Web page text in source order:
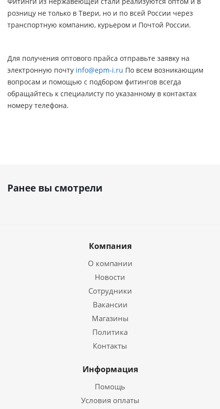
розницу не только в Твери, но и по всей России через
транспортную компанию, курьером и Почтой России.
Для получения оптового прайса отправьте заявку на
электронную почту info@epm-i.ru По всем возникающим
вопросам и помощью с подбором фитингов всегда
обращайтесь к специалисту по указанному в контактах
номеру телефона.
Ранее вы смотрели
Компания
О компании
Новости
Сотрудники
Вакансии
Магазины
Политика
Контакты
Информация
Помощь
Условия оплаты